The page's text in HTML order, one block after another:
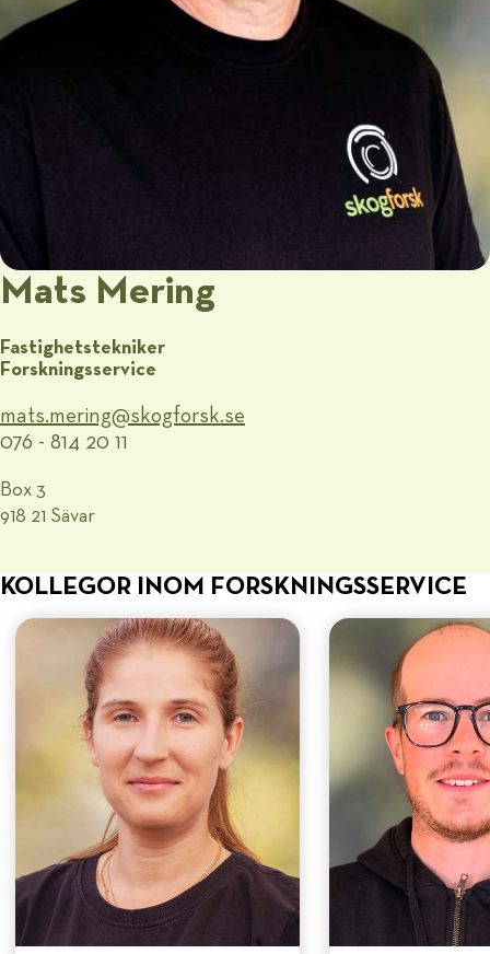
Mats Mering
Fastighetstekniker
Forskningsservice
mats.mering@​skogforsk.se
076 - 814 20 11
Box 3
918 21 Sävar
KOLLEGOR INOM FORSKNINGSSERVICE